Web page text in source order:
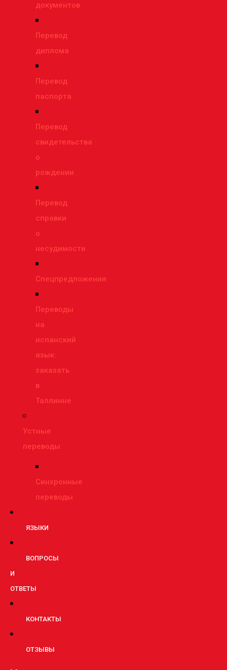
документов
Перевод
диплома
Перевод
паспорта
Перевод
свидетельства
о
рождении
Перевод
справки
о
несудимости
Спецпредложения
Переводы
на
испанский
язык:
заказать
в
Таллинне
Устные
переводы
Синхронные
переводы
ЯЗЫКИ
ВОПРОСЫ
И
ОТВЕТЫ
КОНТАКТЫ
ОТЗЫВЫ